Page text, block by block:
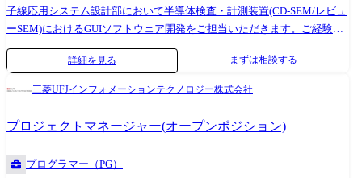
子線応用システム設計部において半導体検査・計測装置(CD-SEM/レビュ
ーSEM)におけるGUIソフトウェア開発をご担当いただきます。ご経験・
スキル・希望に応じて配属先及び業務内容を決定致します。 ①評価ソフ
トウェア設計部は、評価システム製品のソフトウェア開発を担う部隊で
集しております。両部は開発・設計で協働をしております。半導体検
査・計測装置において、GUIソフトウェア開発経験者にご入社頂き、ご
経験・スキルに応じて、プロジェクトマネジメントをお任せしたいと思
っております。所属については、勤務地含め相談の上、決定したいと思
詳細を見る まずは相談する
三菱UFJインフォメーションテクノロジー株式会社
プロジェクトマネージャー(オープンポジション)
プログラマー（PG）